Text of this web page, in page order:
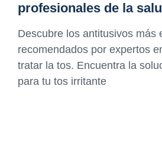
profesionales de la
Descubre los antitusivos más
recomendados por expertos
tratar la tos. Encuentra la
para tu tos irritante